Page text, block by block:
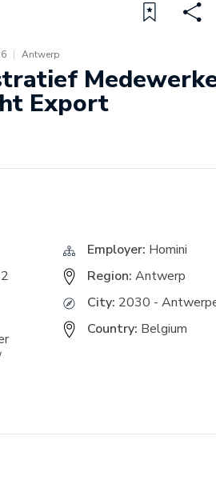
| Antwerp
Export
Employer: Homini
Region: Antwerp
City: 2030 -
Country: Belgium